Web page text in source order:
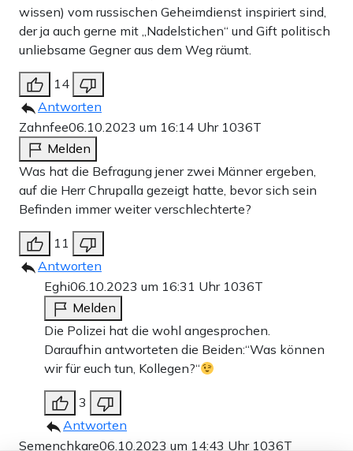
wissen) vom russischen Geheimdienst inspiriert sind,
der ja auch gerne mit „Nadelstichen“ und Gift politisch
unliebsame Gegner aus dem Weg räumt.
14
Antworten
Zahnfee06.10.2023 um 16:14 Uhr 1036T
Melden
Was hat die Befragung jener zwei Männer ergeben,
auf die Herr Chrupalla gezeigt hatte, bevor sich sein
Befinden immer weiter verschlechterte?
11
Antworten
Eghi06.10.2023 um 16:31 Uhr 1036T
Melden
Die Polizei hat die wohl angesprochen.
Daraufhin antworteten die Beiden:“Was können
wir für euch tun, Kollegen?“
3
Antworten
Semenchkare06.10.2023 um 14:43 Uhr 1036T